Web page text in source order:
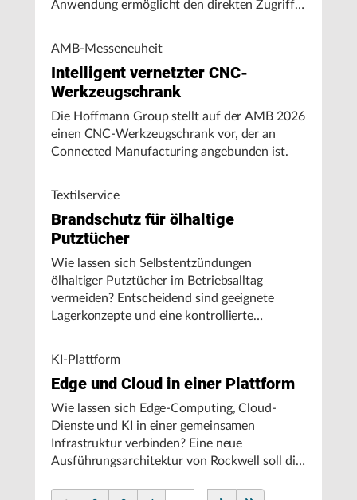
Anwendung ermöglicht den direkten Zugriff
Energieverbrauch.
AMB-Messeneuheit
Intelligent vernetzter CNC-
Werkzeugschrank
Die Hoffmann Group stellt auf der AMB 2026
einen CNC-Werkzeugschrank vor, der an
Connected Manufacturing angebunden ist.
Textilservice
Brandschutz für ölhaltige
Putztücher
Wie lassen sich Selbstentzündungen
ölhaltiger Putztücher im Betriebsalltag
vermeiden? Entscheidend sind geeignete
Lagerkonzepte und eine kontrollierte
KI-Plattform
Edge und Cloud in einer Plattform
Wie lassen sich Edge-Computing, Cloud-
Dienste und KI in einer gemeinsamen
Infrastruktur verbinden? Eine neue
Ausführungsarchitektur von Rockwell soll die
vereinfachen und den autonomen